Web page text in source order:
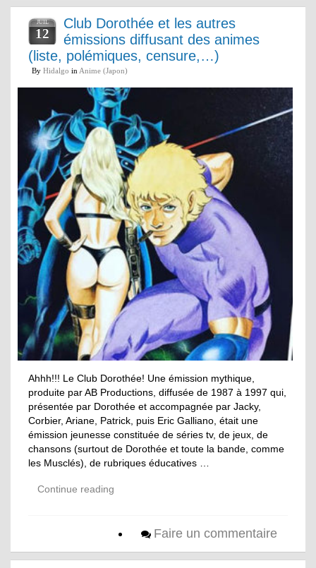
JUIL
12
Club Dorothée et les autres
émissions diffusant des animes
(liste, polémiques, censure,…)
By Hidalgo in Anime (Japon)
Ahhh!!! Le Club Dorothée! Une émission mythique,
produite par AB Productions, diffusée de 1987 à 1997 qui,
présentée par Dorothée et accompagnée par Jacky,
Corbier, Ariane, Patrick, puis Eric Galliano, était une
émission jeunesse constituée de séries tv, de jeux, de
chansons (surtout de Dorothée et toute la bande, comme
les Musclés), de rubriques éducatives …
Continue reading
Faire un commentaire